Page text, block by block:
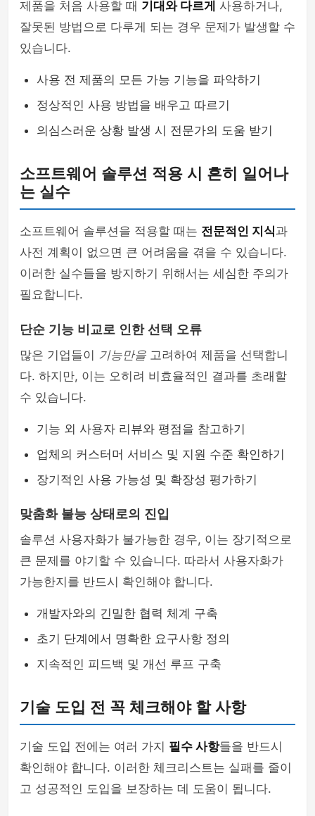
제품을 처음 사용할 때 기대와 다르게 사용하거나,
잘못된 방법으로 다루게 되는 경우 문제가 발생할 수
있습니다.
사용 전 제품의 모든 가능 기능을 파악하기
정상적인 사용 방법을 배우고 따르기
의심스러운 상황 발생 시 전문가의 도움 받기
소프트웨어 솔루션 적용 시 흔히 일어나
는 실수
소프트웨어 솔루션을 적용할 때는 전문적인 지식과
사전 계획이 없으면 큰 어려움을 겪을 수 있습니다.
이러한 실수들을 방지하기 위해서는 세심한 주의가
필요합니다.
단순 기능 비교로 인한 선택 오류
많은 기업들이 기능만을 고려하여 제품을 선택합니
다. 하지만, 이는 오히려 비효율적인 결과를 초래할
수 있습니다.
기능 외 사용자 리뷰와 평점을 참고하기
업체의 커스터머 서비스 및 지원 수준 확인하기
장기적인 사용 가능성 및 확장성 평가하기
맞춤화 불능 상태로의 진입
솔루션 사용자화가 불가능한 경우, 이는 장기적으로
큰 문제를 야기할 수 있습니다. 따라서 사용자화가
가능한지를 반드시 확인해야 합니다.
개발자와의 긴밀한 협력 체계 구축
초기 단계에서 명확한 요구사항 정의
지속적인 피드백 및 개선 루프 구축
기술 도입 전 꼭 체크해야 할 사항
기술 도입 전에는 여러 가지 필수 사항들을 반드시
확인해야 합니다. 이러한 체크리스트는 실패를 줄이
고 성공적인 도입을 보장하는 데 도움이 됩니다.